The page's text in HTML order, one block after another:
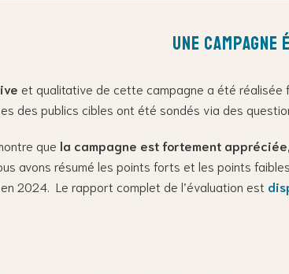
Une campagne
et qualitative de cette campagne a été
des publics cibles ont été sondés via des
que la campagne est fortement
avons résumé les points forts et les points
2024. Le rapport complet de l’évaluation est